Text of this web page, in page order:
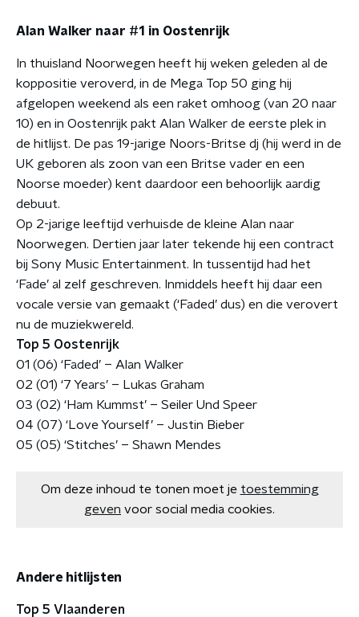
Alan Walker naar #1 in Oostenrijk
In thuisland Noorwegen heeft hij weken geleden al de
koppositie veroverd, in de Mega Top 50 ging hij
afgelopen weekend als een raket omhoog (van 20 naar
10) en in Oostenrijk pakt Alan Walker de eerste plek in
de hitlijst. De pas 19-jarige Noors-Britse dj (hij werd in de
UK geboren als zoon van een Britse vader en een
Noorse moeder) kent daardoor een behoorlijk aardig
debuut.
Op 2-jarige leeftijd verhuisde de kleine Alan naar
Noorwegen. Dertien jaar later tekende hij een contract
bij Sony Music Entertainment. In tussentijd had het
‘Fade’ al zelf geschreven. Inmiddels heeft hij daar een
vocale versie van gemaakt (‘Faded’ dus) en die verovert
nu de muziekwereld.
Top 5 Oostenrijk
01 (06) ‘Faded’ – Alan Walker
02 (01) ‘7 Years’ – Lukas Graham
03 (02) ‘Ham Kummst’ – Seiler Und Speer
04 (07) ‘Love Yourself’ – Justin Bieber
05 (05) ‘Stitches’ – Shawn Mendes
Om deze inhoud te tonen moet je toestemming
geven voor social media cookies.
Andere hitlijsten
Top 5 Vlaanderen